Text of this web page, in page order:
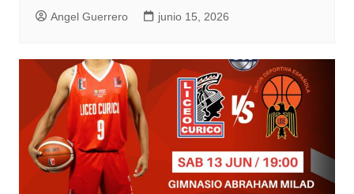
Angel Guerrero junio 15, 2026